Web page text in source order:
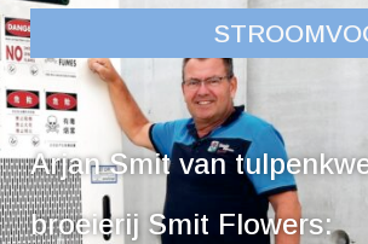
Arjan Smit van
broeierij Smit Flowers: